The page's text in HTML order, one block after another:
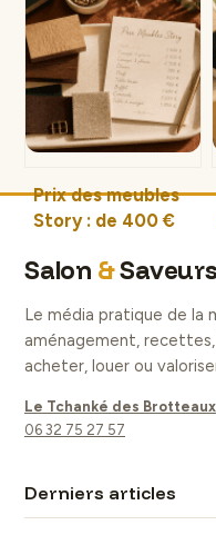
une bâtisse de
1784 et découvrir
un savoir-faire
artisanal
Prix des meubles
Story : de 400 €
900 € pour le neuf
Salon &Saveurs
Le média pratique de la
aménagement,
acheter, louer ou
Le Tchanké des Brotteaux
06 32 75 27 57
Derniers articles